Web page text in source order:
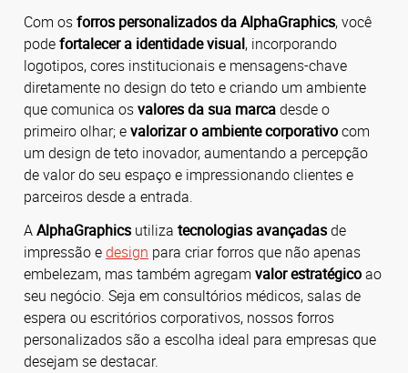
Com osforros personalizados da AlphaGraphics, você
podefortalecer a identidade visual, incorporando
logotipos, cores institucionais e mensagens-chave
diretamente no design do teto e criando um ambiente
que comunica osvalores da sua marcadesde o
primeiro olhar; evalorizar o ambiente corporativocom
um design de teto inovador, aumentando a percepção
de valor do seu espaço e impressionando clientes e
parceiros desde a entrada.
AAlphaGraphics utiliza tecnologias avançadasde
impressão edesign para criar forros que não apenas
embelezam, mas também agregam valor estratégicoao
seu negócio. Seja em consultórios médicos, salas de
espera ou escritórios corporativos, nossos forros
personalizados são a escolha ideal para empresas que
desejam se destacar.